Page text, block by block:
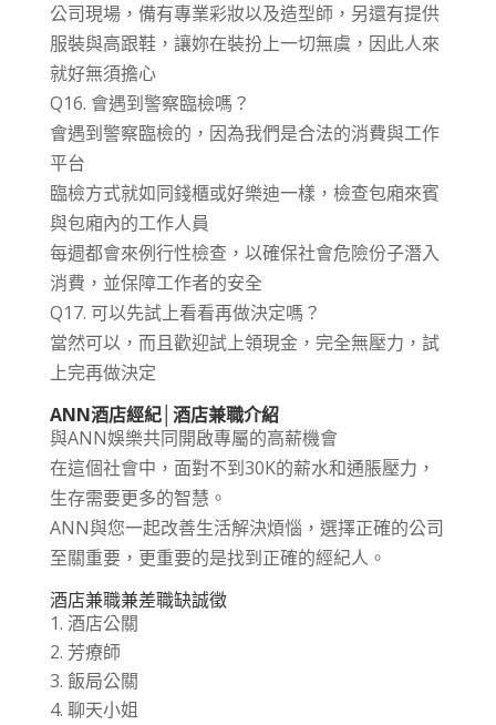
公司現場，備有專業彩妝以及造型師，另還有提供
服裝與高跟鞋，讓妳在裝扮上一切無虞，因此人來
就好無須擔心
Q16. 會遇到警察臨檢嗎？
會遇到警察臨檢的，因為我們是合法的消費與工作
平台
臨檢方式就如同錢櫃或好樂迪一樣，檢查包廂來賓
與包廂內的工作人員
每週都會來例行性檢查，以確保社會危險份子潛入
消費，並保障工作者的安全
Q17. 可以先試上看看再做決定嗎？
當然可以，而且歡迎試上領現金，完全無壓力，試
上完再做決定
ANN酒店經紀│酒店兼職介紹
與ANN娛樂共同開啟專屬的高薪機會
在這個社會中，面對不到30K的薪水和通脹壓力，
生存需要更多的智慧。
ANN與您一起改善生活解決煩惱，選擇正確的公司
至關重要，更重要的是找到正確的經紀人。
酒店兼職兼差職缺誠徵
酒店公關
芳療師
飯局公關
聊天小姐